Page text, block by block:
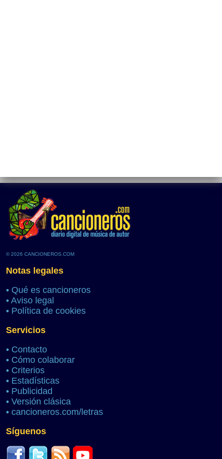
© 2026 CANCIONEROS.COM
Notas legales
• Qué es cancioneros
• Aviso legal
• Política de cookies
Servicios
• Contacto
• Cómo colaborar
• Criterios
• Estadísticas
• Publicidad
• Versión clásica
• cancioneros.com/letras
Síguenos